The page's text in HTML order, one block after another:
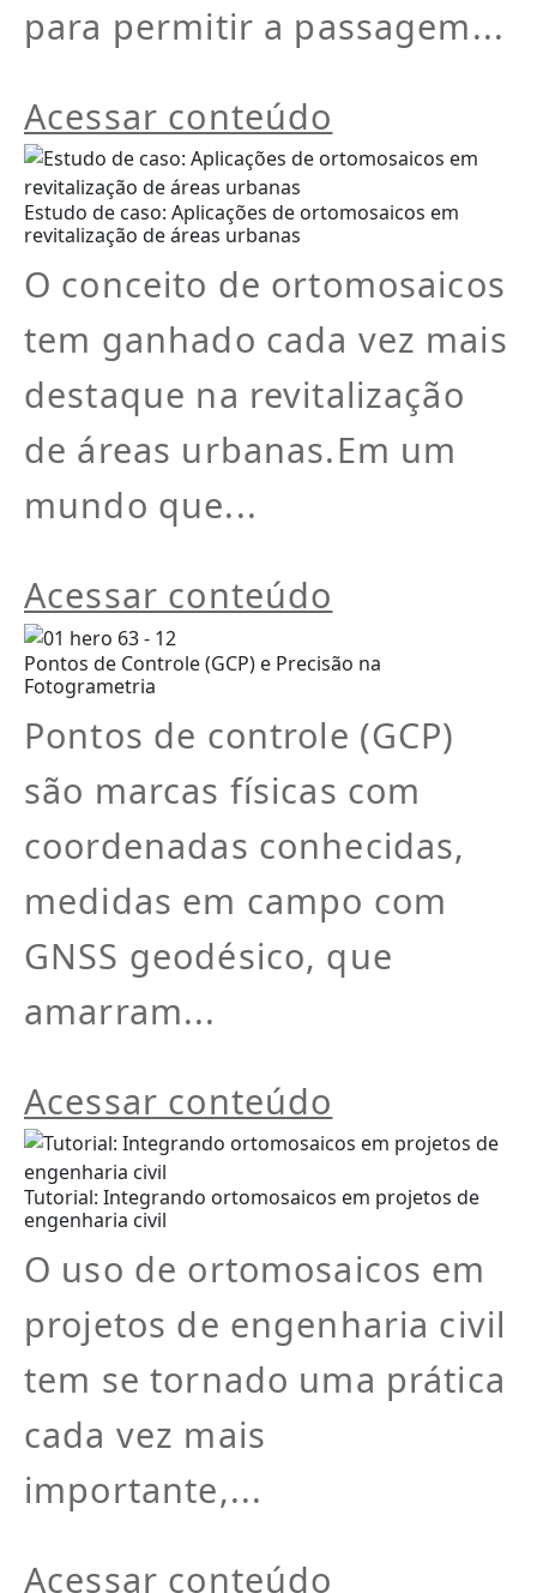
para permitir a passagem...
Acessar conteúdo
Estudo de caso: Aplicações de ortomosaicos em
revitalização de áreas urbanas
O conceito de ortomosaicos
tem ganhado cada vez mais
destaque na revitalização
de áreas urbanas.Em um
mundo que...
Acessar conteúdo
Pontos de Controle (GCP) e Precisão na
Fotogrametria
Pontos de controle (GCP)
são marcas físicas com
coordenadas conhecidas,
medidas em campo com
GNSS geodésico, que
amarram...
Acessar conteúdo
Tutorial: Integrando ortomosaicos em projetos de
engenharia civil
O uso de ortomosaicos em
projetos de engenharia civil
tem se tornado uma prática
cada vez mais
importante,...
Acessar conteúdo